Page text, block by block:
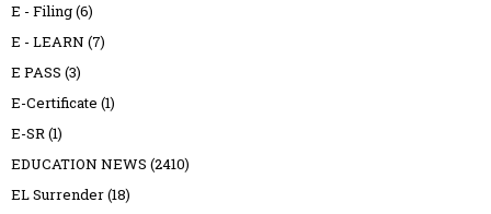
E - Filing(6)
E - LEARN (7)
E PASS (3)
E-Certificate (1)
E-SR(1)
EDUCATION NEWS (2410)
EL Surrender(18)